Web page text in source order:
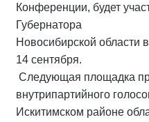
Конференции, будет
Губернатора
Новосибирской области
14 сентября.
Следующая площадка
внутрипартийного
Искитимском районе